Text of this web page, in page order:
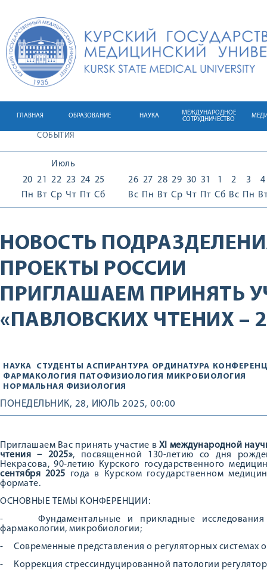
ГЛАВНАЯ ОБРАЗОВАНИЕ НАУКА
МЕЖДУНАРОДНОЕ
СОТРУДНИЧЕСТВО
СОБЫТИЯ
Июль
20
Пн
21
Вт
22
Ср
23
Чт
24
Пт
25
Сб
26
Вс
27
Пн
28
Вт
29
Ср
30
Чт
31
Пт
1
Сб
2
Вс
3
Пн
4
НОВОСТЬ
ПРОЕКТЫ РОССИИ
ПРИГЛАШАЕМ ПРИНЯТЬ
«ПАВЛОВСКИХ ЧТЕНИХ –
НАУКА СТУДЕНТЫ АСПИРАНТУРА ОРДИНАТУРА
ФАРМАКОЛОГИЯ ПАТОФИЗИОЛОГИЯ МИКРОБИОЛОГИЯ
НОРМАЛЬНАЯ ФИЗИОЛОГИЯ
ПОНЕДЕЛЬНИК, 28, ИЮЛЬ 2025, 00:00
Приглашаем Вас принять участие в XI международной
чтения – 2025», посвященной 130-летию со дня
Некрасова, 90-летию Курского государственного
сентября 2025 года в Курском государственном
формате.
ОСНОВНЫЕ ТЕМЫ КОНФЕРЕНЦИИ:
-Фундаментальные и прикладные
фармакологии, микробиологии;
- Современные представления о регуляторных системах
-
Коррекция стрессиндуцированной патологии